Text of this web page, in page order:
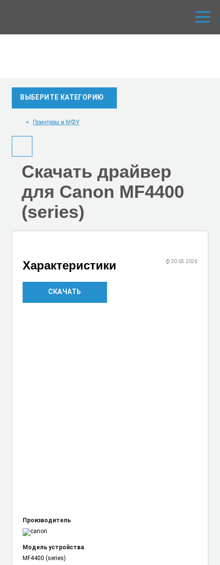
ВЫБЕРИТЕ КАТЕГОРИЮ
Принтеры и МФУ
Скачать драйвер
для Canon MF4400
(series)
⌚ 20.05.2026
Характеристики
Производитель
Модель устройства
MF4400 (series)
СКАЧАТЬ